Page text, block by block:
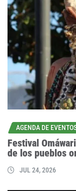
AGENDA DE
Festival
de los pueblos
JUL 24, 2026